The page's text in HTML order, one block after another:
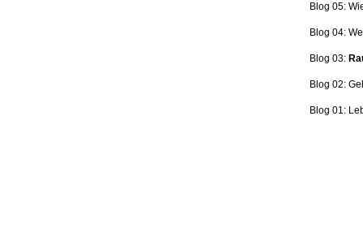
Blog 05:
Blog 04:
Blog 03:
Blog 02:
Blog 01: